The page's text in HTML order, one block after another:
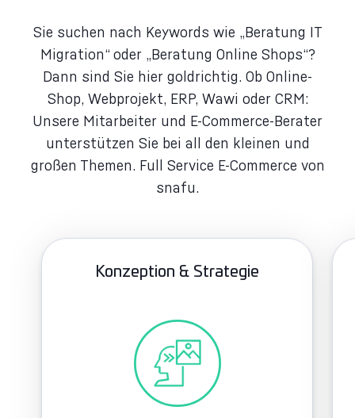
Sie suchen nach Keywords wie „Beratung IT
Migration“ oder „Beratung Online Shops“?
Dann sind Sie hier goldrichtig. Ob Online-
Shop, Webprojekt, ERP, Wawi oder CRM:
Unsere Mitarbeiter und E-Commerce-Berater
unterstützen Sie bei all den kleinen und
großen Themen. Full Service E-Commerce von
snafu.
Konzeption & Strategie